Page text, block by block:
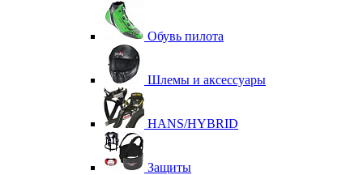
Обувь пилота
Шлемы и аксессуары
HANS/HYBRID
Защиты